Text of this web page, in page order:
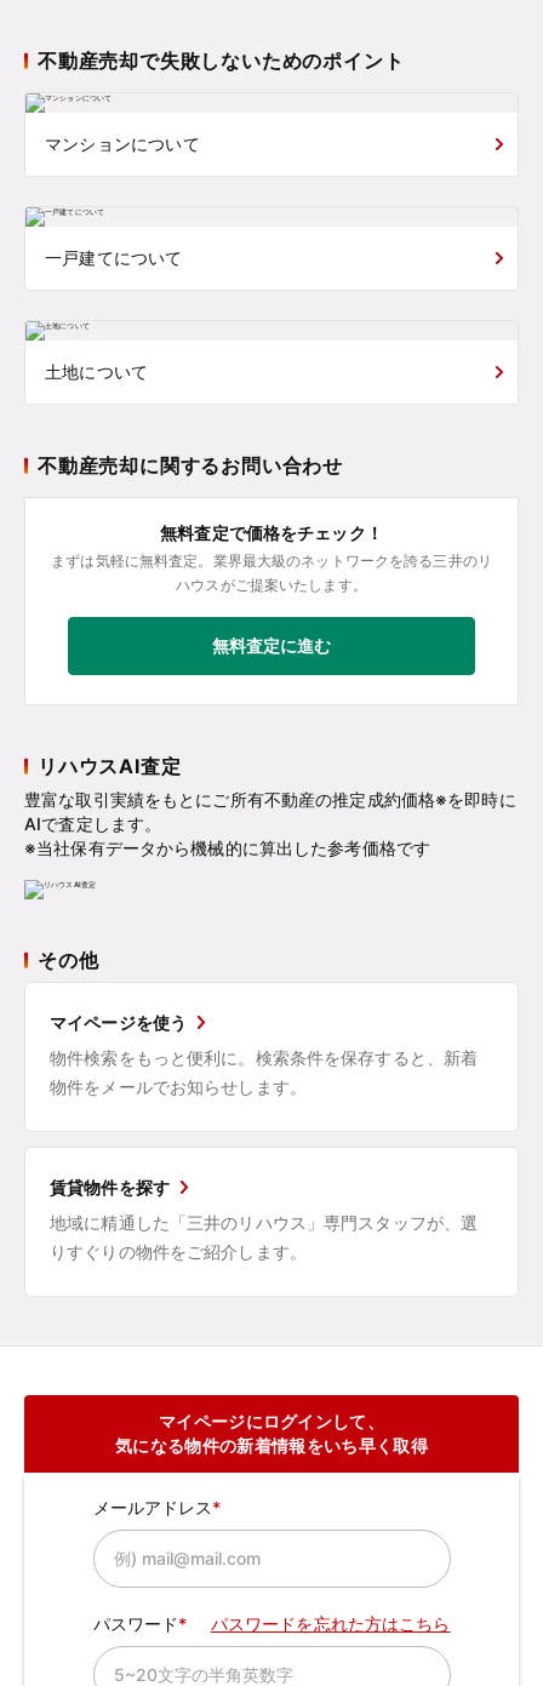
不動産売却で失敗しないためのポイント
マンションについて
一戸建てについて
土地について
不動産売却に関するお問い合わせ
無料査定で価格をチェック！
まずは気軽に無料査定。業界最大級のネットワークを誇る三井のリ
ハウスがご提案いたします。
無料査定に進む
リハウスAI査定
豊富な取引実績をもとにご所有不動産の推定成約価格※を即時に
AIで査定します。
※当社保有データから機械的に算出した参考価格です
その他
マイページを使う
物件検索をもっと便利に。検索条件を保存すると、新着
物件をメールでお知らせします。
賃貸物件を探す
地域に精通した「三井のリハウス」専門スタッフが、選
りすぐりの物件をご紹介します。
マイページにログインして、
気になる物件の新着情報をいち早く取得
メールアドレス
パスワード パスワードを忘れた方はこちら